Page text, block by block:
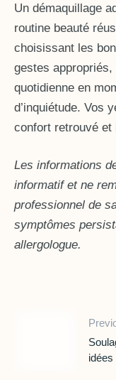
Un démaquillage
routine beauté
choisissant les
gestes
quotidienne en
d’inquiétude. Vos
confort retrouvé
Les informations
informatif et ne
professionnel de
symptômes
allergologue.
idées